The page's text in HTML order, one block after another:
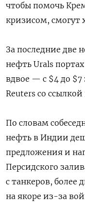
чтобы помочь
кризисом, смогут
За последние две
нефть Urals
вдвое — с $4 до $7
Reuters со
По словам
нефть в Индии
предложения и
Персидского
с танкеров, более
на якоре из-за